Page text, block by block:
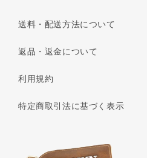
送料・配送方法について
返品・返金について
利用規約
特定商取引法に基づく表示